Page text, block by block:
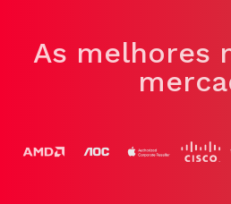
As melhores